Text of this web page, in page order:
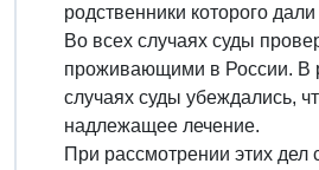
родственники которого
Во всех случаях суды
проживающими в России. В
случаях суды убеждались,
надлежащее лечение.
При рассмотрении этих